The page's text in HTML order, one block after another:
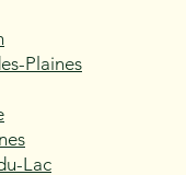
Plaines
Lac